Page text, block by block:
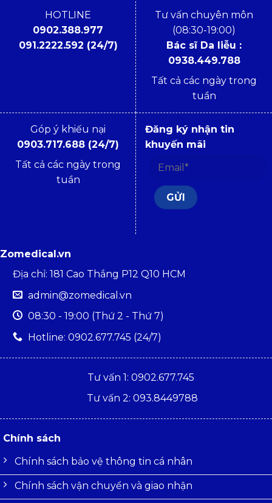
HOTLINE
0902.388.977
091.2222.592 (24/7)
Tư vấn chuyên môn
(08:30-19:00)
Bác sĩ Da liễu :
0938.449.788
Tất cả các ngày trong
tuần
Góp ý khiếu nại
0903.717.688 (24/7)
Tất cả các ngày trong
tuần
Đăng ký nhận tin
khuyến mãi
Zomedical.vn
Địa chỉ: 181 Cao Thắng P12 Q10 HCM
admin@zomedical.vn
08:30 - 19:00 (Thứ 2 - Thứ 7)
Hotline: 0902.677.745 (24/7)
Tư vấn 1: 0902.677.745
Tư vấn 2: 093.8449788
Chính sách
Chính sách bảo vệ thông tin cá nhân
Chính sách vận chuyển và giao nhận